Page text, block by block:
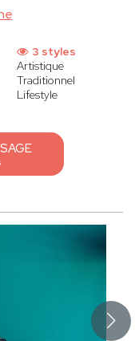
3 styles
Artistique
Traditionnel
Lifestyle